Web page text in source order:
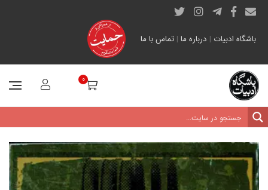
باشگاه ادبیات | درباره ما | تماس با ما
0